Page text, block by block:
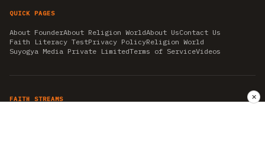
QUICK PAGES
About FounderAbout Religion WorldAbout UsContact Us
Faith Literacy TestPrivacy PolicyReligion World
Suyogya Media Private LimitedTerms of ServiceVideos
FAITH STREAMS ✕